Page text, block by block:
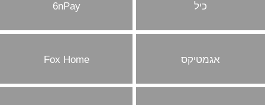
אופנה וביוטי
ילדים
כיל 6nPay
אגמטיקס Fox Home